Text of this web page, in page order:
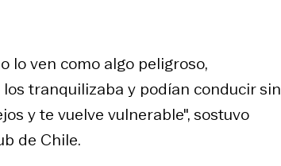
lo ven como algo peligroso,
tranquilizaba y podían conducir sin
y te vuelve vulnerable", sostuvo
de Chile.